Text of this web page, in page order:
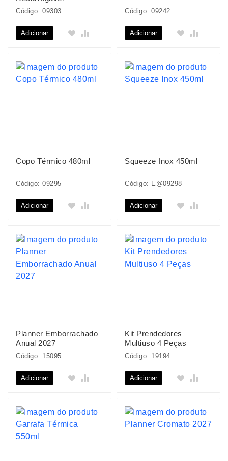
Código: 09303
Adicionar
Código: 09242
Adicionar
Copo Térmico 480ml
Código: 09295
Adicionar
Squeeze Inox 450ml
Código: E@09298
Adicionar
Planner Emborrachado
Anual 2027
Código: 15095
Adicionar
Kit Prendedores
Multiuso 4 Peças
Código: 19194
Adicionar